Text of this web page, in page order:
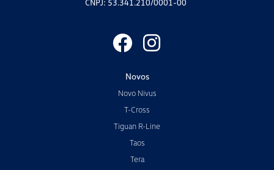
CNPJ: 53.341.210/0001-00
Novos
Novo Nivus
T-Cross
Tiguan R-Line
Taos
Tera